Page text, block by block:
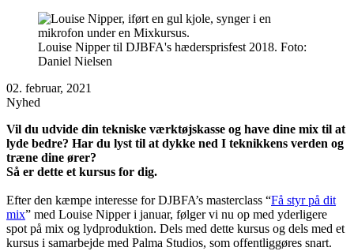
Louise Nipper til DJBFA's hædersprisfest 2018. Foto:
Daniel Nielsen
02. februar, 2021
Nyhed
Vil du udvide din tekniske værktøjskasse og have dine mix til at
lyde bedre? Har du lyst til at dykke ned I teknikkens verden og
træne dine ører?
Så er dette et kursus for dig.
Efter den kæmpe interesse for DJBFA’s masterclass “Få styr på dit
mix” med Louise Nipper i januar, følger vi nu op med yderligere
spot på mix og lydproduktion. Dels med dette kursus og dels med et
kursus i samarbejde med Palma Studios, som offentliggøres snart.